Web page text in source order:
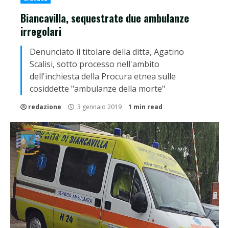
Biancavilla, sequestrate due ambulanze
irregolari
Denunciato il titolare della ditta, Agatino
Scalisi, sotto processo nell'ambito
dell'inchiesta della Procura etnea sulle
cosiddette "ambulanze della morte"
redazione 3 gennaio 2019 1 min read